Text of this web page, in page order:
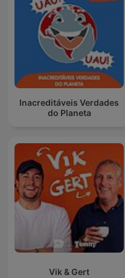
Inacreditáveis Verdades
do Planeta
Vik & Gert